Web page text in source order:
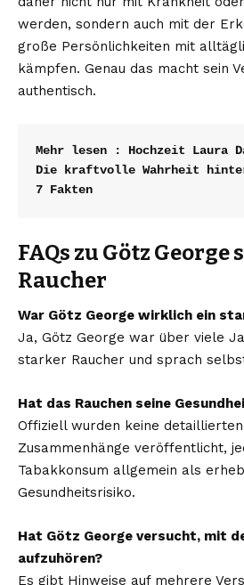
werden, sondern auch mit der
große Persönlichkeiten mit
kämpfen. Genau das macht sein
authentisch.
Mehr lesen :
Hochzeit Laura
Die kraftvolle Wahrheit
7 Fakten
FAQs zu Götz George
Raucher
War Götz George wirklich ein
Ja, Götz George war über viele
starker Raucher und sprach
Hat das Rauchen seine
Offiziell wurden keine detaillierten
Zusammenhänge veröffentlicht,
Tabakkonsum allgemein als
Gesundheitsrisiko.
Hat Götz George versucht, mit
aufzuhören?
Es gibt Hinweise auf mehrere